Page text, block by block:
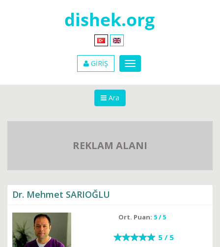
GİRİŞ
Ara
REKLAM ALANI
Dr. Mehmet SARIOĞLU
Ort. Puan: 5 / 5
5 / 5